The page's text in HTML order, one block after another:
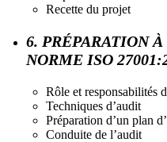
Recette du projet
6. PRÉPARATION
NORME ISO
Rôle et responsabilités
Techniques d’audit
Préparation d’un plan
Conduite de l’audit